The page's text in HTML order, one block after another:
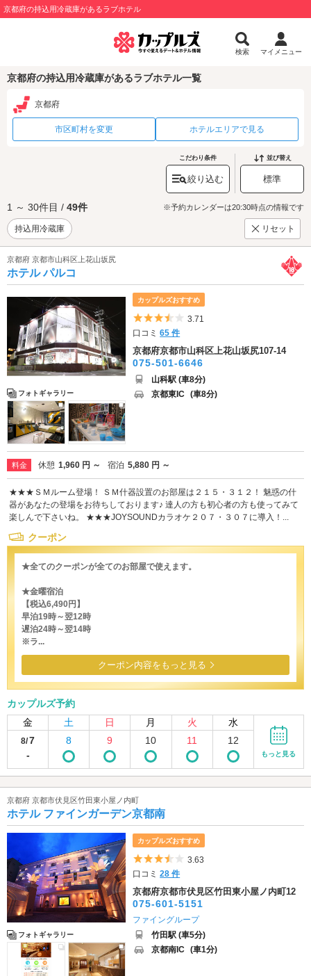
京都府の持込用冷蔵庫があるラブホテル
検索 マイメニュー
京都府の持込用冷蔵庫があるラブホテル一覧
京都府
市区町村を変更 ホテルエリアで見る
こだわり条件
絞り込む
並び替え
標準
1 ～ 30件目 / 49件 ※予約カレンダーは20:30時点の情報です
持込用冷蔵庫 リセット
京都府 京都市山科区上花山坂尻
ホテル パルコ
フォトギャラリー
カップルズおすすめ
5つ星のうち3.5
3.71
口コミ65 件
京都府京都市山科区上花山坂尻107-14
075-501-6646
山科駅 (車8分)
京都東IC (車8分)
料金 休憩 1,960 円 ～ 宿泊 5,880 円 ～
★★★ＳＭルーム登場！ ＳＭ什器設置のお部屋は２１５・３１２！ 魅惑の什
器があなたの登場をお待ちしております♪ 達人の方も初心者の方も使ってみて
楽しんで下さいね。 ★★★JOYSOUNDカラオケ２０７・３０７に導入！...
クーポン
★全てのクーポンが全てのお部屋で使えます。
★金曜宿泊
【税込6,490円】
早泊19時～翌12時
遅泊24時～翌14時
※ラ...
クーポン内容をもっと見る
カップルズ予約
金
土 日 月 火 水
8/7
-
8 9 10 11 12
もっと見る
京都府 京都市伏見区竹田東小屋ノ内町
ホテル ファインガーデン京都南
フォトギャラリー
カップルズおすすめ
5つ星のうち3.5
3.63
口コミ28 件
京都府京都市伏見区竹田東小屋ノ内町12
075-601-5151
ファイングループ
竹田駅 (車5分)
京都南IC (車1分)